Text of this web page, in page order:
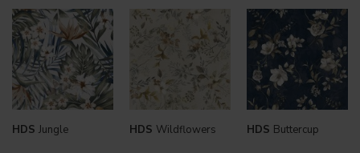
HDS Jungle HDS Wildflowers HDS Buttercup